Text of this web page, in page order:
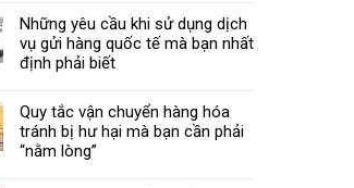
Những yêu cầu khi sử dụng dịch
vụ gửi hàng quốc tế mà bạn nhất
định phải biết
Quy tắc vận chuyển hàng hóa
tránh bị hư hại mà bạn cần phải
“nằm lòng”